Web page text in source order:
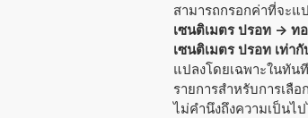
สามารถกรอกค่าที่จะแ
เซนติเมตร ปรอท -> ท
เซนติเมตร ปรอท เท่า
แปลงโดยเฉพาะในทัน
รายการสำหรับการเลื
ไม่คำนึงถึงความเป็นไ